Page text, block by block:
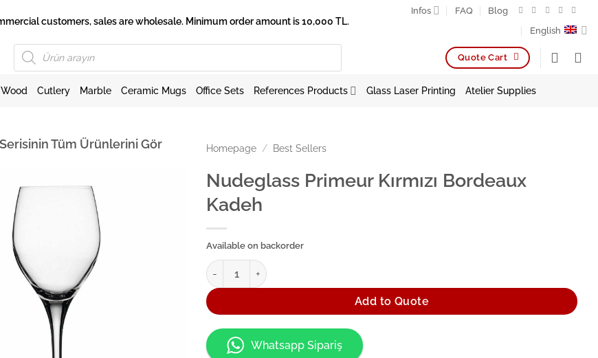
customers, sales are wholesale. Minimum order amount is 10,000 TL.
Infos FAQ
Blog
English
Products
search
Quote Cart
Wood Cutlery Marble Ceramic Mugs Office Sets References Products Glass Laser Printing Atelier Supplies
Tüm Ürünlerini Gör Homepage / Best Sellers
Nudeglass Primeur Kırmızı Bordeaux
Kadeh
Available on backorder
Nudeglass Primeur Kırmızı Bordeaux Kadeh quantity
Add to Quote
Whatsapp Sipariş